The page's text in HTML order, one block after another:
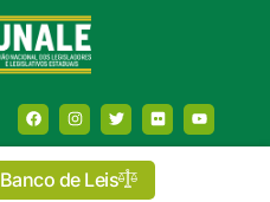
Banco de Leis